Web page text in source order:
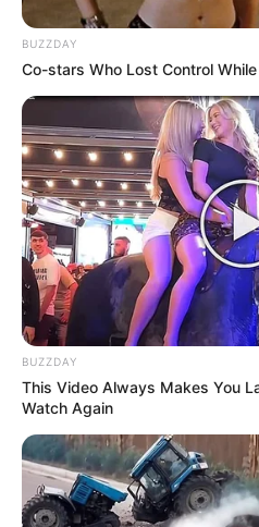
BUZZDAY
Co-stars Who Lost Control
BUZZDAY
This Video Always Makes You
Watch Again